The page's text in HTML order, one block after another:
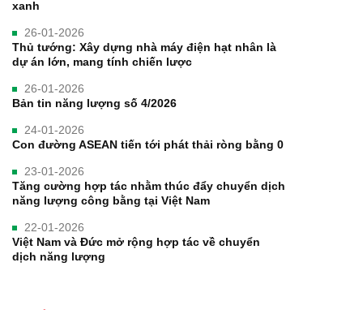
xanh
26-01-2026
Thủ tướng: Xây dựng nhà máy điện hạt nhân là
dự án lớn, mang tính chiến lược
26-01-2026
Bản tin năng lượng số 4/2026
24-01-2026
Con đường ASEAN tiến tới phát thải ròng bằng 0
23-01-2026
Tăng cường hợp tác nhằm thúc đẩy chuyển dịch
năng lượng công bằng tại Việt Nam
22-01-2026
Việt Nam và Đức mở rộng hợp tác về chuyển
dịch năng lượng